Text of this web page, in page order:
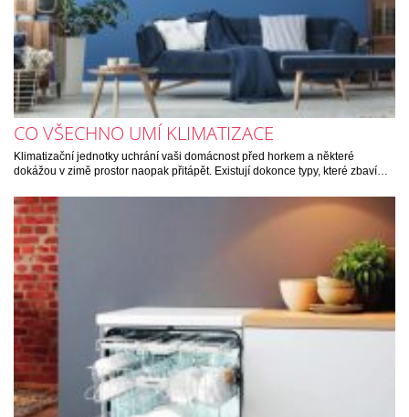
CO VŠECHNO UMÍ KLIMATIZACE
Klimatizační jednotky uchrání vaši domácnost před horkem a některé
dokážou v zimě prostor naopak přitápět. Existují dokonce typy, které zbaví…